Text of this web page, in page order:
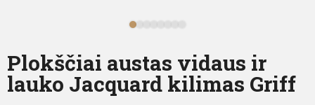
Plokščiai austas vidaus ir
lauko Jacquard kilimas Griff